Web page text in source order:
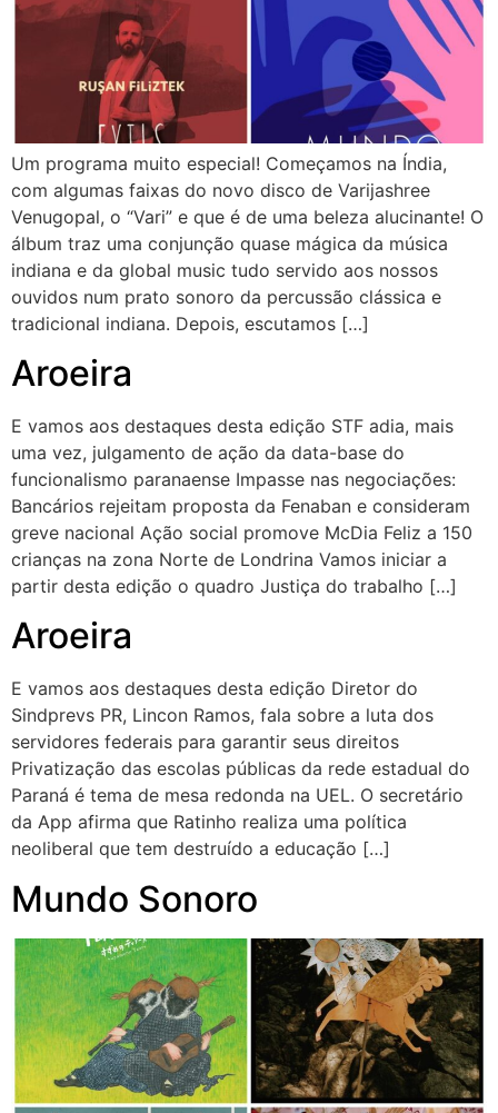
Um programa muito especial! Começamos na Índia,
com algumas faixas do novo disco de Varijashree
Venugopal, o “Vari” e que é de uma beleza alucinante! O
álbum traz uma conjunção quase mágica da música
indiana e da global music tudo servido aos nossos
ouvidos num prato sonoro da percussão clássica e
tradicional indiana. Depois, escutamos […]
Aroeira
E vamos aos destaques desta edição STF adia, mais
uma vez, julgamento de ação da data-base do
funcionalismo paranaense Impasse nas negociações:
Bancários rejeitam proposta da Fenaban e consideram
greve nacional Ação social promove McDia Feliz a 150
crianças na zona Norte de Londrina Vamos iniciar a
partir desta edição o quadro Justiça do trabalho […]
Aroeira
E vamos aos destaques desta edição Diretor do
Sindprevs PR, Lincon Ramos, fala sobre a luta dos
servidores federais para garantir seus direitos
Privatização das escolas públicas da rede estadual do
Paraná é tema de mesa redonda na UEL. O secretário
da App afirma que Ratinho realiza uma política
neoliberal que tem destruído a educação […]
Mundo Sonoro